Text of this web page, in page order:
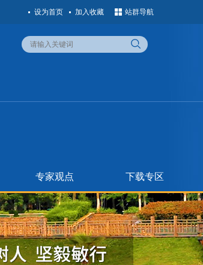
设为首页 加入收藏 站群导航
专家观点 下载专区